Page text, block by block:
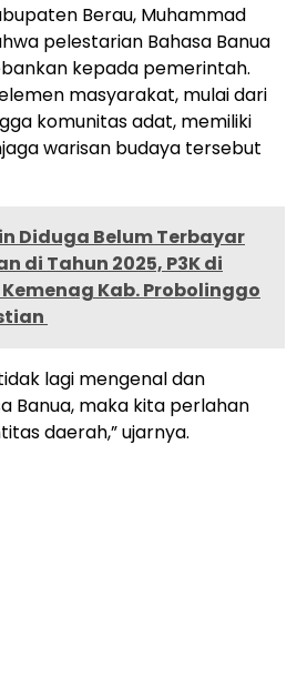
Berau, Muhammad
pelestarian Bahasa Banua
kepada pemerintah.
masyarakat, mulai dari
komunitas adat, memiliki
warisan budaya tersebut
Diduga Belum Terbayar
di Tahun 2025, P3K di
Kab. Probolinggo
lagi mengenal dan
Banua, maka kita perlahan
daerah,” ujarnya.